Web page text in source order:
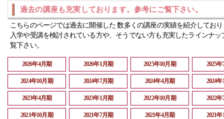
過去の講座も充実しております。参考にご覧下さい。
こちらのページでは過去に開催した 数多くの講座の実績を紹介してお
入学や受講を検討されている方や、そうでない方も充実したラインナッ
覧下さい。
2026年4月期 2026年1月期 2025年10月期 2025
2024年10月期 2024年7月期 2024年4月期 2024
2023年4月期 2023年1月期 2022年10月期 2022
2021年10月期 2021年7月期 2021年4月期 2021